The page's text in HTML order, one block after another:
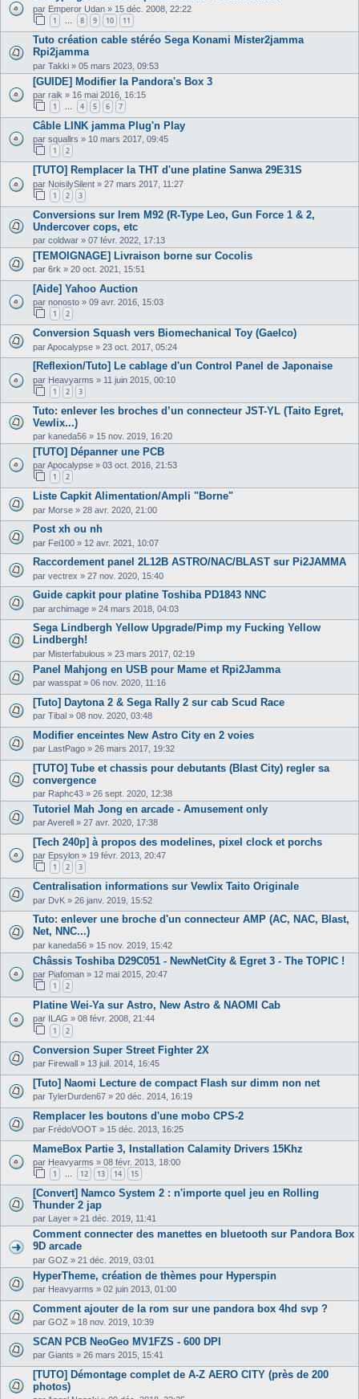
par Emperor Udan » 15 déc. 2008, 22:22
1 … 8 9 10 11
Tuto création cable stéréo Sega Konami Mister2jamma
Rpi2jamma
par Takki » 05 mars 2023, 09:53
[GUIDE] Modifier la Pandora's Box 3
par raik » 16 mai 2016, 16:15
1 4 5 6 7
Câble LINK jamma Plug'n Play
par squallrs » 10 mars 2017, 09:45
1 2
[TUTO] Remplacer la THT d'une platine Sanwa 29E31S
par NoisilySilent » 27 mars 2017, 11:27
1 2 3
Conversions sur Irem M92 (R-Type Leo, Gun Force 1 & 2,
Undercover cops, etc
par coldwar » 07 févr. 2022, 17:13
[TEMOIGNAGE] Livraison borne sur Cocolis
par 6rk » 20 oct. 2021, 15:51
[Aide] Yahoo Auction
par nonosto » 09 avr. 2016, 15:03
1 2
Conversion Squash vers Biomechanical Toy (Gaelco)
parApocalypse » 23 oct. 2017, 05:24
[Reflexion/Tuto] Le cablage d'un Control Panel de Japonaise
par Heavyarms » 11 juin 2015, 00:10
1 2 3
Tuto: enlever les broches d’un connecteur JST-YL (Taito Egret,
Vewlix...)
par kaneda56 » 15 nov. 2019, 16:20
[TUTO] Dépanner une PCB
parApocalypse » 03 oct. 2016, 21:53
1 2
Liste Capkit Alimentation/Ampli "Borne"
par Morse » 28 avr. 2020, 21:00
Post xh ou nh
par Fei100 » 12 avr. 2021, 10:07
Raccordement panel 2L12B ASTRO/NAC/BLAST sur Pi2JAMMA
par vectrex » 27 nov. 2020, 15:40
Guide capkit pour platine Toshiba PD1843 NNC
par archimage » 24 mars 2018, 04:03
Sega Lindbergh Yellow Upgrade/Pimp my Fucking Yellow
Lindbergh!
par Misterfabulous » 23 mars 2017, 02:19
Panel Mahjong en USB pour Mame et Rpi2Jamma
par wasspat » 06 nov. 2020, 11:16
[Tuto] Daytona 2 & Sega Rally 2 sur cab Scud Race
par Tibal » 08 nov. 2020, 03:48
Modifier enceintes New Astro City en 2 voies
par LastPago » 26 mars 2017, 19:32
[TUTO] Tube et chassis pour debutants (Blast City) regler sa
convergence
par Raphc43 » 26 sept. 2020, 12:38
Tutoriel Mah Jong en arcade - Amusement only
parAverell » 27 avr. 2020, 17:38
[Tech 240p] à propos des modelines, pixel clock et porchs
par Epsylon » 19 févr. 2013, 20:47
1 2 3
Centralisation informations sur Vewlix Taito Originale
par DvK » 26 janv. 2019, 15:52
Tuto: enlever une broche d'un connecteur AMP (AC, NAC, Blast,
Net, NNC...)
par kaneda56 » 15 nov. 2019, 15:42
Châssis Toshiba D29C051 - NewNetCity & Egret 3 - The TOPIC !
par Piafoman » 12 mai 2015, 20:47
1 2
Platine Wei-Ya sur Astro, New Astro & NAOMI Cab
par ILAG » 08 févr. 2008, 21:44
1 2
Conversion Super Street Fighter 2X
par Firewall » 13 juil. 2014, 16:45
[Tuto] Naomi Lecture de compact Flash sur dimm non net
par TylerDurden67 » 20 déc. 2014, 16:19
Remplacer les boutons d'une mobo CPS-2
par FrédoVOOT » 15 déc. 2013, 16:25
MameBox Partie 3, Installation Calamity Drivers 15Khz
par Heavyarms » 08 févr. 2013, 18:00
1 12 13 14 15
[Convert] Namco System 2 : n'importe quel jeu en Rolling
Thunder 2 jap
par Layer » 21 déc. 2019, 11:41
Comment connecter des manettes en bluetooth sur Pandora Box
9D arcade
par GOZ » 21 déc. 2019, 03:01
HyperTheme, création de thèmes pour Hyperspin
par Heavyarms » 02 juin 2013, 01:00
Comment ajouter de la rom sur une pandora box 4hd svp ?
par GOZ » 18 nov. 2019, 10:39
SCAN PCB NeoGeo MV1FZS - 600 DPI
par Giants » 26 mars 2015, 15:41
[TUTO] Démontage complet de A-Z AERO CITY (près de 200
photos)